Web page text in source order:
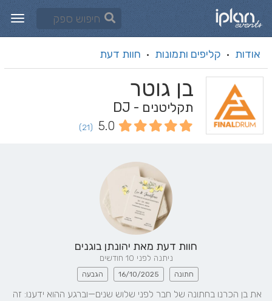
אודות · קליפים ותמונות · חוות דעת
בן גוטר
תקליטנים - DJ
5.0
(21)
חוות דעת מאת יהונתן בוגנים
ניתנה לפני 10 חודשים
חתונה 16/10/2025 הגבעה